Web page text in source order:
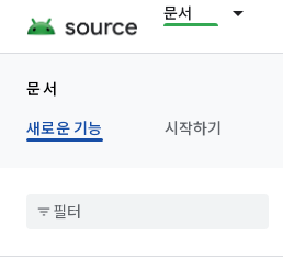
문서
문서
새로운 기능
시작하기